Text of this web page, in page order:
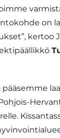
on
kertoo
pääsemme